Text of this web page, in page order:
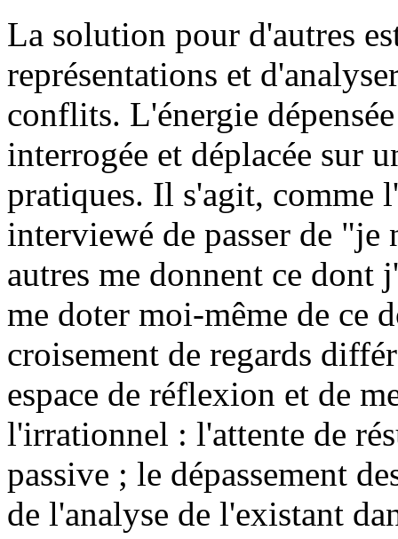
La solution pour d'autres
représentations et
conflits. L'énergie
interrogée et déplacée sur
pratiques. Il s'agit, comme
interviewé de passer de "je
autres me donnent ce dont
me doter moi-même de ce
croisement de regards
espace de réflexion et de
l'irrationnel : l'attente de
passive ; le dépassement
de l'analyse de l'existant